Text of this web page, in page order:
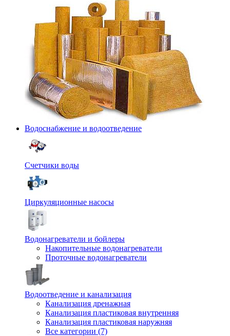
Водоснабжение и водоотведение
Счетчики воды
Циркуляционные насосы
Водонагреватели и бойлеры
Накопительные водонагреватели
Проточные водонагреватели
Водоотведение и канализация
Канализация дренажная
Канализация пластиковая внутренняя
Канализация пластиковая наружняя
Все категории (7)